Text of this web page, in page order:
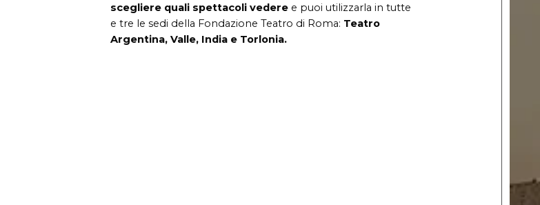
scegliere quali spettacoli vedere e puoi utilizzarla in tutte
e tre le sedi della Fondazione Teatro di Roma: Teatro
Argentina, Valle, India e Torlonia.